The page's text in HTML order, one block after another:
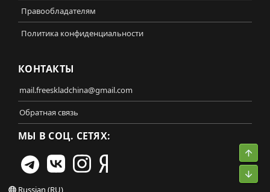
Правообладателям
Политика конфиденциальности
КОНТАКТЫ
mail.freeskladchina@gmail.com
Обратная связь
МЫ В СОЦ. СЕТЯХ:
Russian (RU)